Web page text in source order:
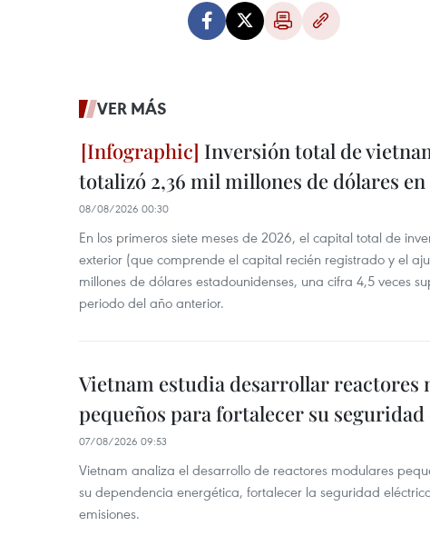
VER MÁS
Inversión total de
totalizó 2,36 mil millones de dólares en
08/08/2026 00:30
En los primeros siete meses de 2026, el capital total de
exterior (que comprende el capital recién registrado y el
millones de dólares estadounidenses, una cifra 4,5 veces
periodo del año anterior.
Vietnam estudia desarrollar reactores
pequeños para fortalecer su
07/08/2026 09:53
Vietnam analiza el desarrollo de reactores modulares
su dependencia energética, fortalecer la seguridad
emisiones.